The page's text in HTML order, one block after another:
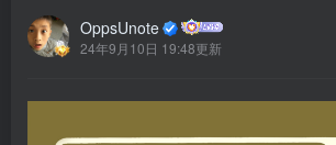
OppsUnote
24年9月10日 19:48更新